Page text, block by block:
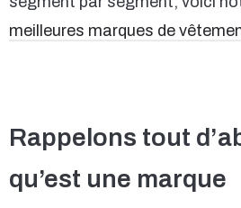
meilleures marques de
Rappelons tout
qu’est une marque